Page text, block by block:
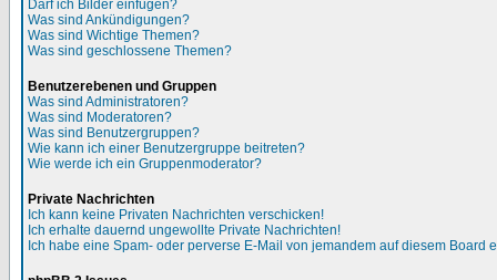
Darf ich Bilder einfügen?
Was sind Ankündigungen?
Was sind Wichtige Themen?
Was sind geschlossene Themen?
Benutzerebenen und Gruppen
Was sind Administratoren?
Was sind Moderatoren?
Was sind Benutzergruppen?
Wie kann ich einer Benutzergruppe beitreten?
Wie werde ich ein Gruppenmoderator?
Private Nachrichten
Ich kann keine Privaten Nachrichten verschicken!
Ich erhalte dauernd ungewollte Private Nachrichten!
Ich habe eine Spam- oder perverse E-Mail von jemandem auf diesem Board